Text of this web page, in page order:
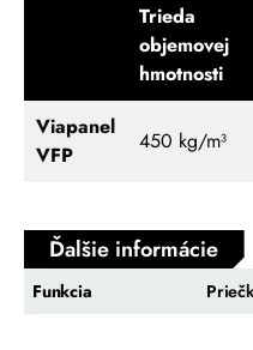
Trieda
objemovej
hmotnosti
Viapanel
VFP
450 kg/m³
Ďalšie informácie
Funkcia